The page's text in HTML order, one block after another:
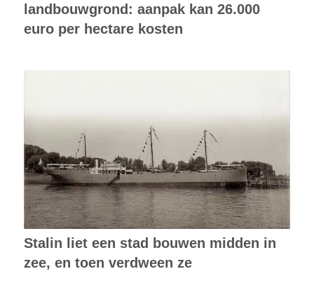
landbouwgrond: aanpak kan 26.000
euro per hectare kosten
Stalin liet een stad bouwen midden in
zee, en toen verdween ze